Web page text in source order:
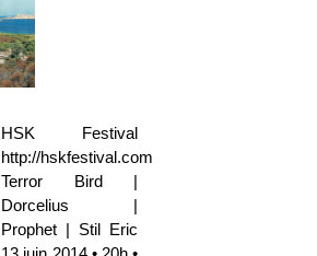
HSK Festival
http://hskfestival.com
Terror Bird |
Dorcelius |
Prophet | Stil Eric